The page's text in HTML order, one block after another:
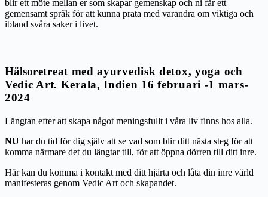
blir ett möte mellan er som skapar gemenskap och ni får ett
gemensamt språk för att kunna prata med varandra om viktiga och
ibland svåra saker i livet.
Hälsoretreat med ayurvedisk detox, yoga och
Vedic Art. Kerala, Indien 16 februari -1 mars-
2024
Längtan efter att skapa något meningsfullt i våra liv finns hos alla.
NU har du tid för dig själv att se vad som blir ditt nästa steg för att
komma närmare det du längtar till, för att öppna dörren till ditt inre.
Här kan du komma i kontakt med ditt hjärta och låta din inre värld
manifesteras genom Vedic Art och skapandet.